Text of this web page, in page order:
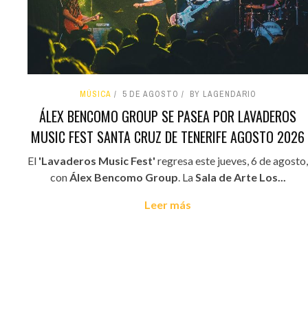
MÚSICA 5 DE AGOSTO BY LAGENDARIO
ÁLEX BENCOMO GROUP SE PASEA POR LAVADEROS
MUSIC FEST SANTA CRUZ DE TENERIFE AGOSTO 2026
El 'Lavaderos Music Fest' regresa este jueves, 6 de agosto,
conÁlex Bencomo Group. LaSala de Arte Los...
Leer más